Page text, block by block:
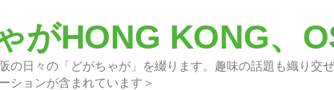
がHONG KONG、
と大阪の日々の「どがちゃが」を綴り
ションが含まれています＞